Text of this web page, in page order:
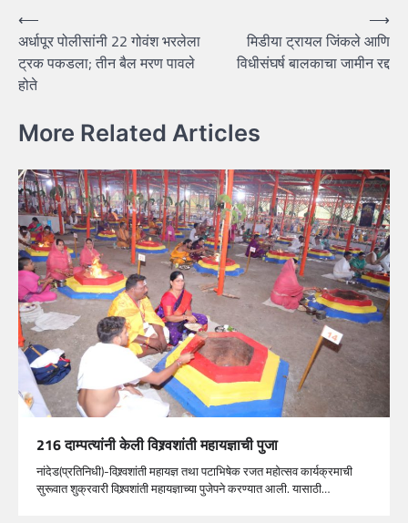
Post
navigation
⟵
अर्धापूर पोलीसांनी 22 गोवंश भरलेला
ट्रक पकडला; तीन बैल मरण पावले
होते
मिडीया ट्रायल जिंकले आणि
विधीसंघर्ष बालकाचा जामीन रद्द
⟶
More Related Articles
216 दाम्पत्यांनी केली विश्र्वशांती महायज्ञाची पुजा
नांदेड(प्रतिनिधी)-विश्र्वशांती महायज्ञ तथा पटाभिषेक रजत महोत्सव कार्यक्रमाची
सुरूवात शुक्रवारी विश्र्वशांती महायज्ञाच्या पुजेपने करण्यात आली. यासाठी…